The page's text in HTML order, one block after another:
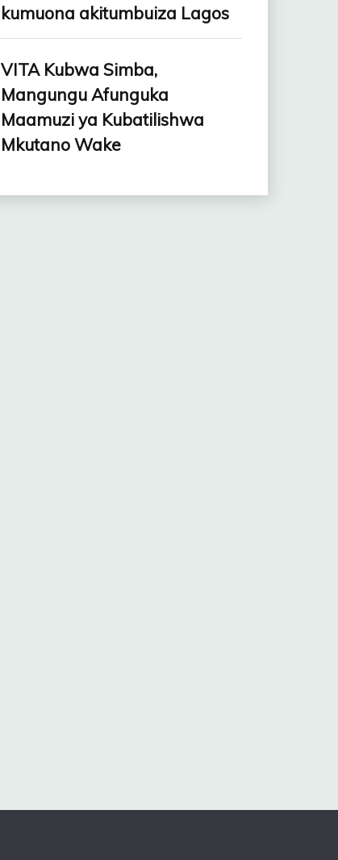
kumuona akitumbuiza Lagos
VITA Kubwa Simba,
Mangungu Afunguka
Maamuzi ya Kubatilishwa
Mkutano Wake